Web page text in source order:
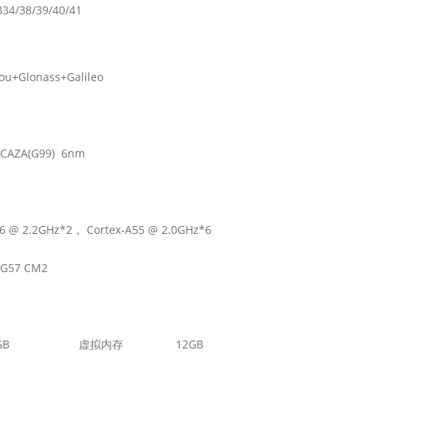
38/39/40/41
6nm
@ 2.2GHz*2 ， Cortex-A55 @ 2.0GHz*6
CM2
虚拟内存
12GB